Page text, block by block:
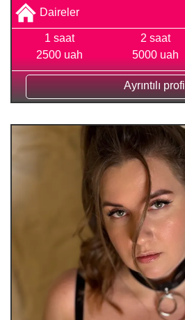
Daireler
1 saat
2500 uah
2 saat
5000 uah
Ayrıntılı profil